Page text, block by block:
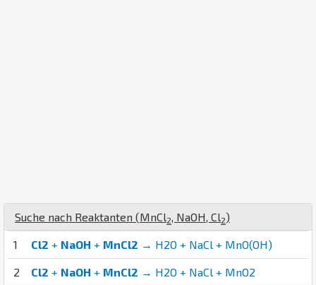
Suche nach Reaktanten (MnCl2, NaOH, Cl2)
1 Cl2 + NaOH + MnCl2 → H2O + NaCl + MnO(OH)
2 Cl2 + NaOH + MnCl2 → H2O + NaCl + MnO2